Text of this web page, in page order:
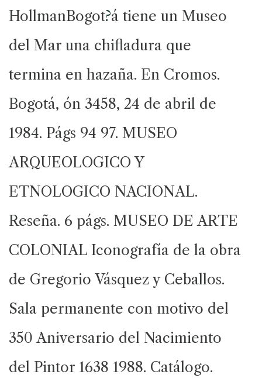
HollmanBogot?á tiene un Museo
del Mar una chifladura que
termina en hazaña. En Cromos.
Bogotá, ón 3458, 24 de abril de
1984. Págs 94 97. MUSEO
ARQUEOLOGICO Y
ETNOLOGICO NACIONAL.
Reseña. 6 págs. MUSEO DE ARTE
COLONIAL Iconografía de la obra
de Gregorio Vásquez y Ceballos.
Sala permanente con motivo del
350 Aniversario del Nacimiento
del Pintor 1638 1988. Catálogo.